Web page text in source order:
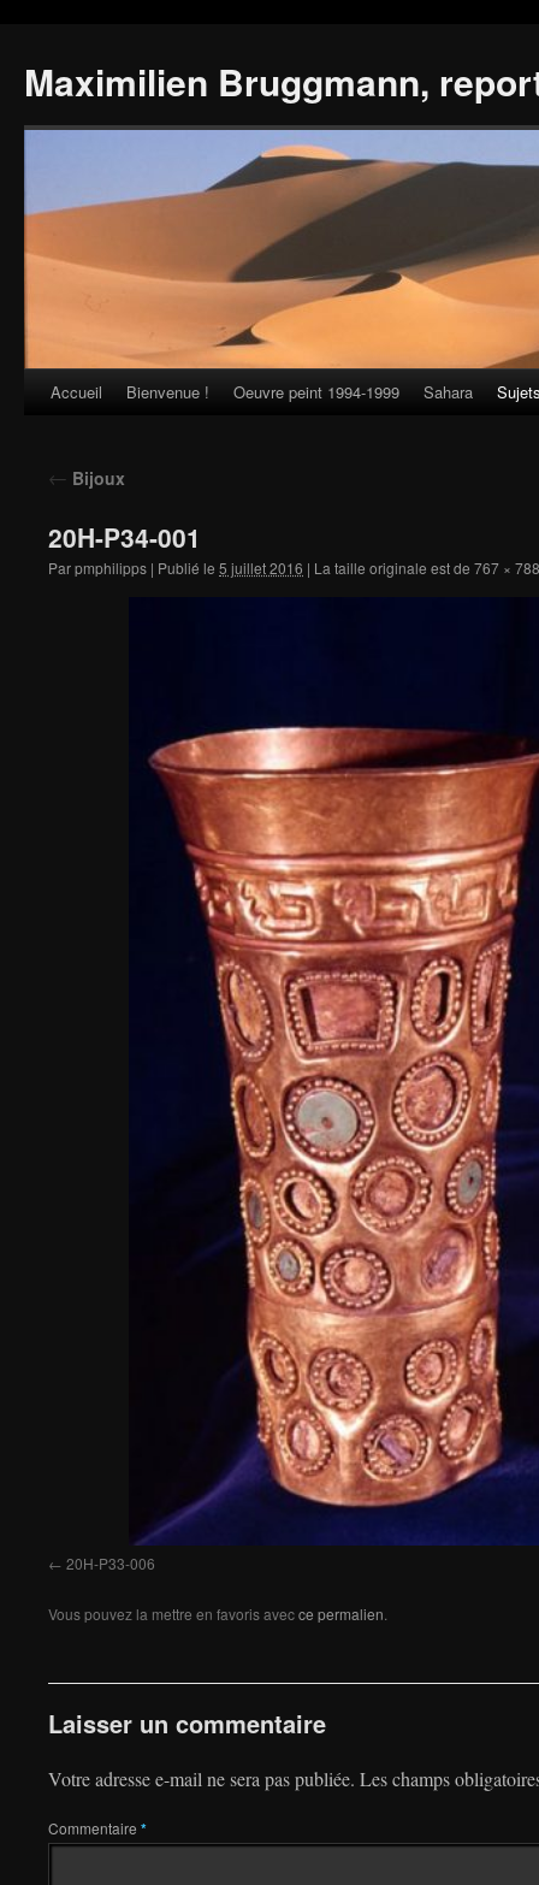
Maximilien Bruggmann,
Skip
content
Accueil Bienvenue ! Oeuvre peint 1994-1999 Sahara
← Bijoux
20H-P34-001
Parpmphilipps | Publié le 5 juillet 2016 | La taille originale est de 767 × 788
20H-P33-006
Vous pouvez la mettre en favoris avecce permalien
Laisser un commentaire
Votre adresse e-mail ne sera pas publiée. Les champs
Commentaire *